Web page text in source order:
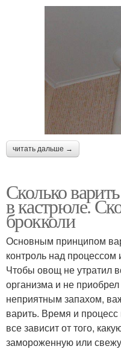
читать дальше →
Сколько
в кастрюле.
брокколи
Основным принципом
контроль над
Чтобы овощ не утратил
организма и не
неприятным запахом,
варить. Время и
все зависит от того,
замороженную или